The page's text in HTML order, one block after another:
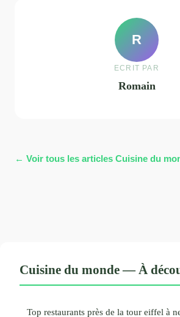
R
ECRIT PAR
Romain
← Voir tous les articles Cuisine du
Cuisine du monde — À
Top restaurants près de la tour eiffel à